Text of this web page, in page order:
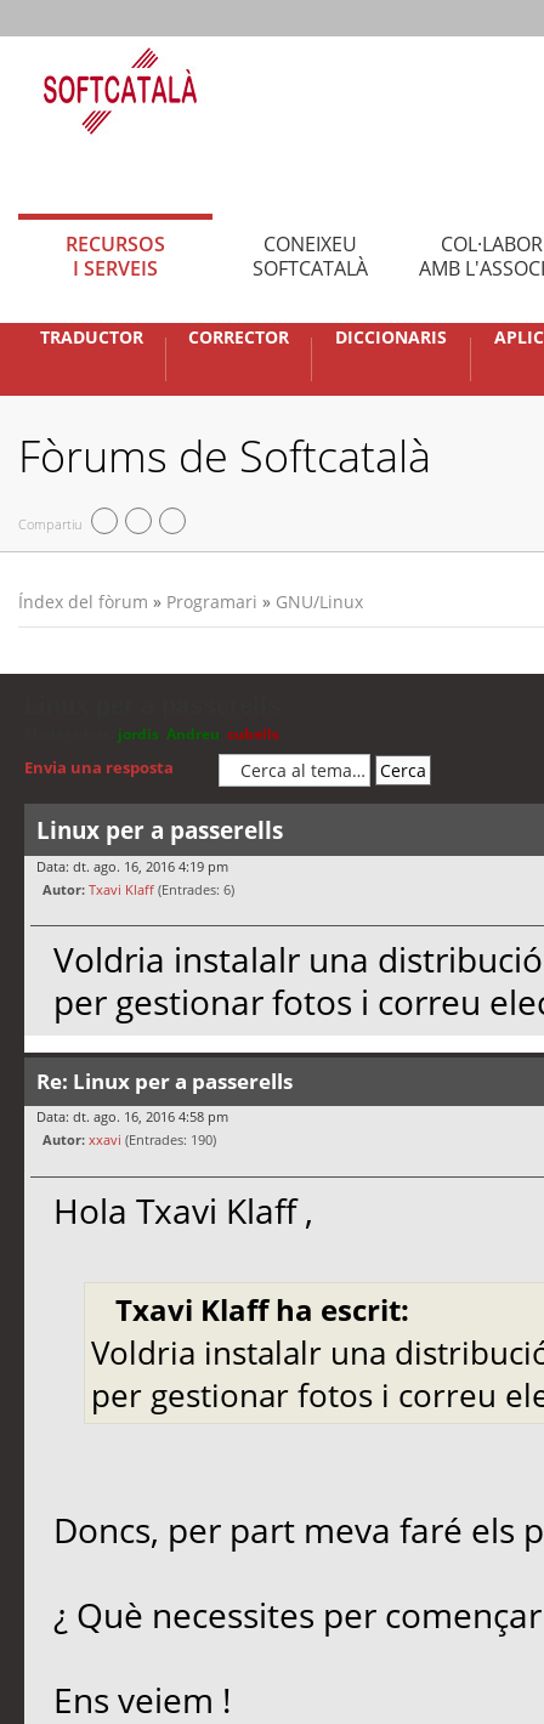
RECURSOS
I SERVEIS
CONEIXEU
SOFTCATALÀ
AMB
TRADUCTOR CORRECTOR DICCIONARIS
Fòrums de Softcatalà
Compartiu
Índex del fòrum » Programari » GNU/Linux
jordis Andreu cubells
Envia una resposta
Linux per a passerells
Data: dt. ago. 16, 2016 4:19 pm
Autor: Txavi Klaff (Entrades: 6)
Voldria instalalr una
per gestionar fotos i correu
Re: Linux per a passerells
Data: dt. ago. 16, 2016 4:58 pm
Autor: xxavi (Entrades: 190)
Hola Txavi Klaff ,
Txavi Klaff ha escrit:
Voldria instalalr una
per gestionar fotos i correu
Doncs, per part meva faré els
¿ Què necessites per
Ens veiem !